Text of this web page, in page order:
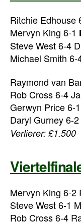
Ritchie Edhouse
Mervyn King 6-1
Steve West 6-4
Michael Smith
Raymond van
Rob Cross 6-4
Gerwyn Price 6-
Daryl Gurney 6-2
Verlierer: £1.500
Mervyn King 6-2
Steve West 6-1
Rob Cross 6-4